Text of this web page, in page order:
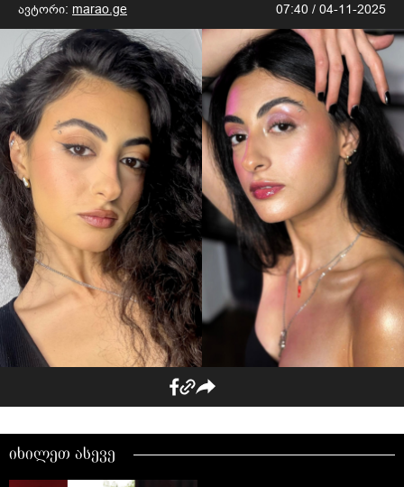
ავტორი: marao.ge 07:40 / 04-11-2025
იხილეთ ასევე